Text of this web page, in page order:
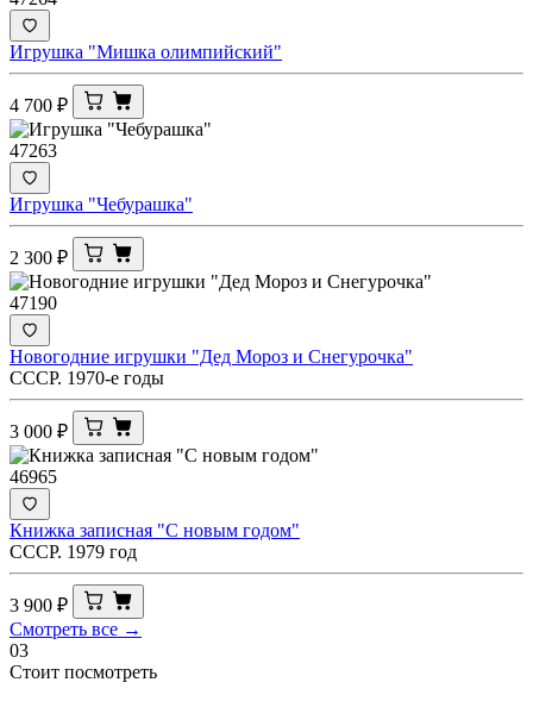
Игрушка "Мишка олимпийский"
4 700 ₽
47263
Игрушка "Чебурашка"
2 300 ₽
47190
Новогодние игрушки "Дед Мороз и Снегурочка"
СССР. 1970-е годы
3 000 ₽
46965
Книжка записная "С новым годом"
СССР. 1979 год
3 900 ₽
Смотреть все →
03
Стоит посмотреть